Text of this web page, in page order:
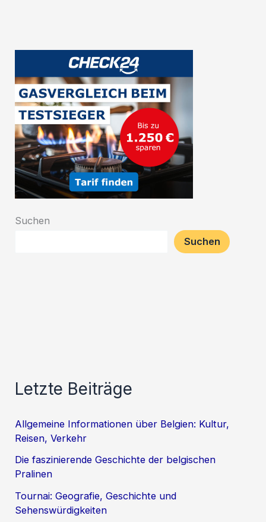
Suchen
Suchen
Letzte Beiträge
Allgemeine Informationen über Belgien: Kultur,
Reisen, Verkehr
Die faszinierende Geschichte der belgischen
Pralinen
Tournai: Geografie, Geschichte und
Sehenswürdigkeiten